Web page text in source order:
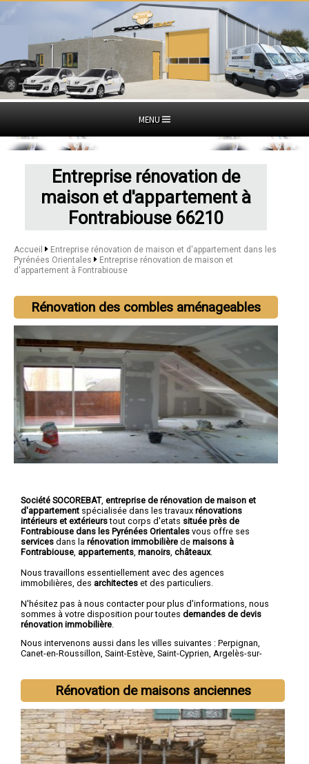
MENU
Entreprise rénovation de
maison et d'appartement à
Fontrabiouse 66210
Accueil
Entreprise rénovation de maison et d'appartement dans les
Pyrénées Orientales
Entreprise rénovation de maison et
d'appartement à Fontrabiouse
Rénovation des combles aménageables
Société SOCOREBAT, entreprise de rénovation de maison et
d'appartement spécialisée dans les travaux rénovations
intérieurs et extérieurstout corps d'etats située près de
Fontrabiouse dans les Pyrénées Orientales vous offre ses
services dans la rénovation immobilière de maisons à
Fontrabiouse appartements manoirs châteaux.
Nous travaillons essentiellement avec des agences
immobilières, des architectes et des particuliers.
N'hésitez pas à nous contacter pour plus d'informations, nous
sommes à votre disposition pour toutes demandes de devis
rénovation immobilière
Nous intervenons aussi dans les villes suivantes : Perpignan,
Canet-en-Roussillon, Saint-Estève, Saint-Cyprien, Argelès-sur-
Rénovation de maisons anciennes